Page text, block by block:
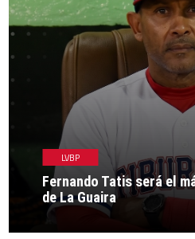
LVBP
Fernando Tatis será el
de La Guaira